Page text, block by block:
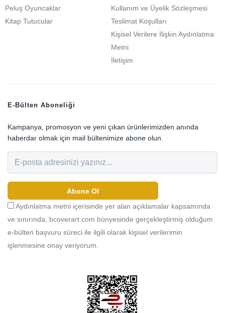
Peluş Oyuncaklar
Kitap Tutucular
Kullanım ve Üyelik Sözleşmesi
Teslimat Koşulları
Kişisel Verilere İlişkin Aydınlatma
Metni
İletişim
E-Bülten Aboneliği
Kampanya, promosyon ve yeni çıkan ürünlerimizden anında
haberdar olmak için mail bültenimize abone olun.
Abone Ol
Aydınlatma metni içerisinde yer alan açıklamalar kapsamında
ve sınırında, bcoverart.com bünyesinde gerçekleştirmiş olduğum
e-bülten başvuru süreci ile ilgili olarak kişisel verilerimin
işlenmesine onay veriyorum.